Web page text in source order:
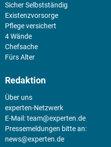
Sicher Selbstständig
Existenz­vorsorge
Pflege versichert
4 Wände
Chefsache
Fürs Alter
Redaktion
Über uns
experten-Netzwerk
E-Mail:team@experten.de
Pressemeldungen bitte an:
news@experten.de